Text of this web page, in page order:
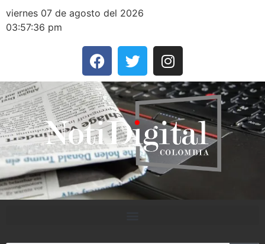
viernes 07 de agosto del 2026
03:57:36 pm